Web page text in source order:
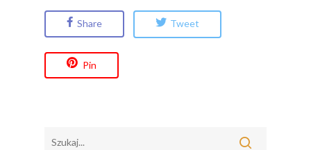
Share Tweet
Pin